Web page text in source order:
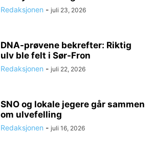
Redaksjonen - juli 23, 2026
DNA-prøvene bekrefter: Riktig
ulv ble felt i Sør-Fron
Redaksjonen - juli 22, 2026
SNO og lokale jegere går sammen
om ulvefelling
Redaksjonen - juli 16, 2026